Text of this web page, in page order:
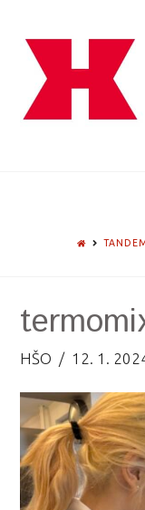
HOME
HŠO 12. 1.